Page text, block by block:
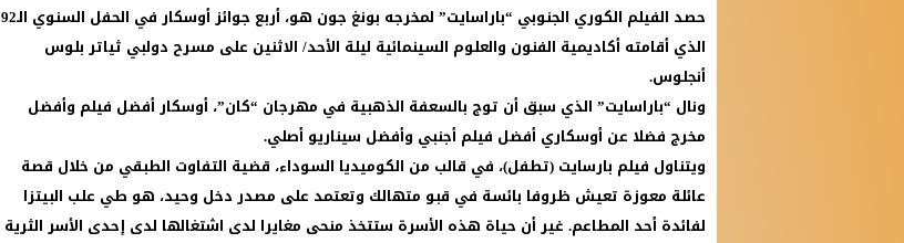
حصد الفيلم الكوري الجنوبي “باراسايت” لمخرجه بونغ جون هو، أربع جوائز أوسكار في الحفل السنوي الـ92
الذي أقامته أكاديمية الفنون والعلوم السينمائية ليلة الأحد/ الاثنين على مسرح دولبي ثياتر بلوس
أنجلوس.
ونال “باراسايت” الذي سبق أن توج بالسعفة الذهبية في مهرجان “كان”، أوسكار أفضل فيلم وأفضل
مخرج فضلا عن أوسكاري أفضل فيلم أجنبي وأفضل سيناريو أصلي.
ويتناول فيلم بارسايت (تطفل)، في قالب من الكوميديا السوداء، قضية التفاوت الطبقي من خلال قصة
عائلة معوزة تعيش ظروفا بائسة في قبو متهالك وتعتمد على مصدر دخل وحيد، هو طي علب البيتزا
لفائدة أحد المطاعم. غير أن حياة هذه الأسرة ستتخذ منحى مغايرا لدى اشتغالها لدى إحدى الأسر الثرية